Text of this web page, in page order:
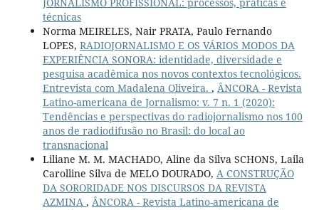
técnicas
Norma MEIRELES, Nair PRATA, Paulo Fernando
LOPES, RADIOJORNALISMO E OS VÁRIOS MODOS DA
EXPERIÊNCIA SONORA: identidade, diversidade e
pesquisa acadêmica nos novos contextos tecnológicos.
Entrevista com Madalena Oliveira. , ÂNCORA - Revista
Latino-americana de Jornalismo: v. 7 n. 1 (2020):
Tendências e perspectivas do radiojornalismo nos 100
anos de radiodifusão no Brasil: do local ao
transnacional
Liliane M. M. MACHADO, Aline da Silva SCHONS, Laila
Carolline Silva de MELO DOURADO, A CONSTRUÇÃO
DA SORORIDADE NOS DISCURSOS DA REVISTA
AZMINA , ÂNCORA - Revista Latino-americana de